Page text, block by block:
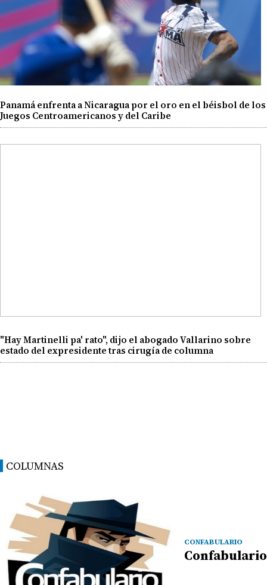
Panamá enfrenta a Nicaragua por el oro en el béisbol de los
Juegos Centroamericanos y del Caribe
"Hay Martinelli pa' rato", dijo el abogado Vallarino sobre
estado del expresidente tras cirugía de columna
COLUMNAS
CONFABULARIO
Confabulario